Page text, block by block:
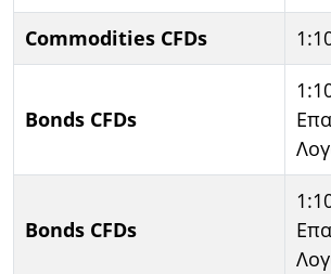
Commodities CFDs
Bonds CFDs
Bonds CFDs